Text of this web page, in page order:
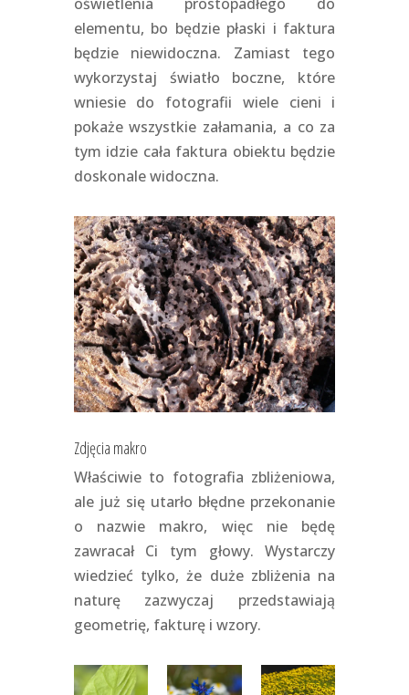
elementu, bo będzie płaski i faktura
będzie niewidoczna. Zamiast tego
wykorzystaj światło boczne, które
wniesie do fotografii wiele cieni i
pokaże wszystkie załamania, a co za
tym idzie cała faktura obiektu będzie
doskonale widoczna.
Zdjęcia makro
Właściwie to fotografia zbliżeniowa,
ale już się utarło błędne przekonanie
o nazwie makro, więc nie będę
zawracał Ci tym głowy. Wystarczy
wiedzieć tylko, że duże zbliżenia na
naturę zazwyczaj przedstawiają
geometrię, fakturę i wzory.